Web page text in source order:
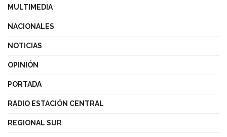
MULTIMEDIA
NACIONALES
NOTICIAS
OPINIÓN
PORTADA
RADIO ESTACIÓN CENTRAL
REGIONAL SUR